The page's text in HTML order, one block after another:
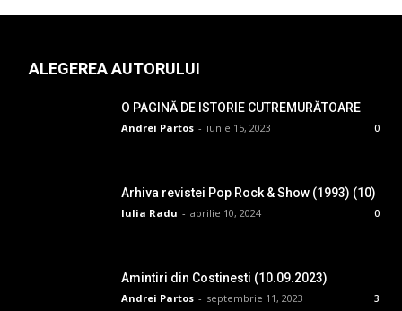
ALEGEREA AUTORULUI
O PAGINĂ DE ISTORIE CUTREMURĂTOARE
Andrei Partos - iunie 15, 2023 0
Arhiva revistei Pop Rock & Show (1993) (10)
Iulia Radu - aprilie 10, 2024 0
Amintiri din Costinesti (10.09.2023)
Andrei Partos - septembrie 11, 2023 3